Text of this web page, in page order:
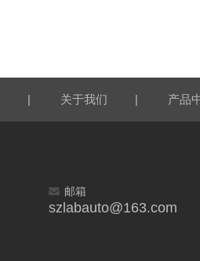
| 关于我们 | 产品
邮箱
szlabauto@163.com